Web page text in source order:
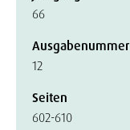
66
Ausgabenummer
12
Seiten
602-610